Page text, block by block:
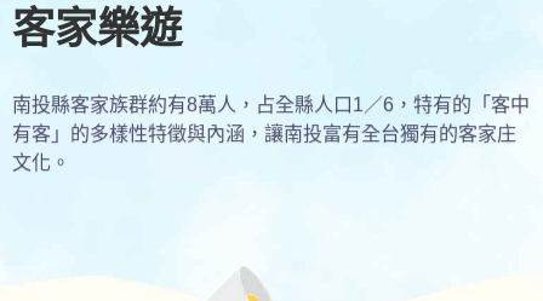
客家樂遊
南投縣客家族群約有8萬人，占全縣人口1／6，特有的「客中
有客」的多樣性特徵與內涵，讓南投富有全台獨有的客家庄
文化。